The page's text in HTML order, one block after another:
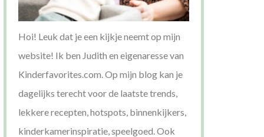
Hoi! Leuk dat je een kijkje neemt op mijn
website! Ik ben Judith en eigenaresse van
Kinderfavorites.com. Op mijn blog kan je
dagelijks terecht voor de laatste trends,
lekkere recepten, hotspots, binnenkijkers,
kinderkamerinspiratie, speelgoed. Ook